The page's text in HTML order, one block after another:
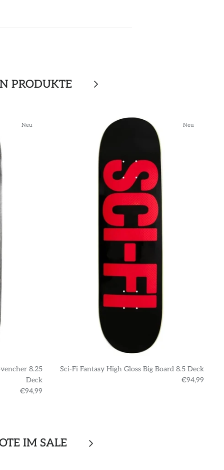
PRODUKTE
Neu
8.25
Deck
€94,99
Neu
Sci-Fi Fantasy High Gloss Big Board 8.5 Deck
€94,99
IM SALE